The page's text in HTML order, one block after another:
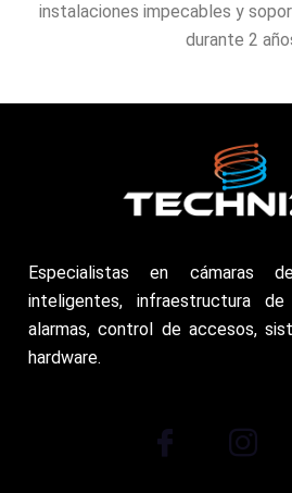
instalaciones impecables y
durante 2
Especialistas en cámaras
inteligentes, infraestructura
alarmas, control de accesos,
hardware.